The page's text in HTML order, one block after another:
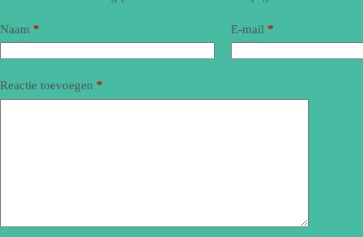
Naam * E-mail *
Reactie toevoegen *